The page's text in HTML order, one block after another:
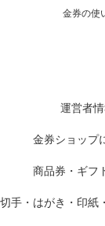
金券の使
運営者
金券ショップ
商品券・ギフ
切手・はがき・印紙